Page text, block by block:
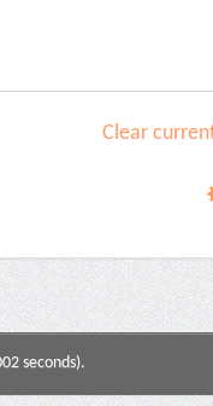
Clear
seconds).